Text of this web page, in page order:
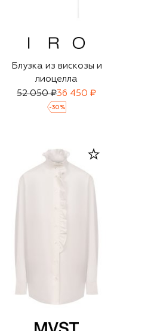
Блузка из вискозы и
лиоцелла
52 050 ₽36 450 ₽
-30 %